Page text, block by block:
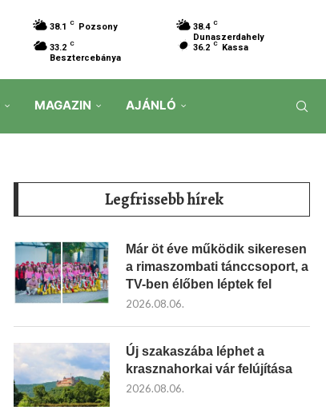
38.1 C Pozsony 38.4 C
Dunaszerdahely
33.2 C
Besztercebánya
36.2 C Kassa
MAGAZIN AJÁNLÓ
Legfrissebb hírek
Már öt éve működik sikeresen
a rimaszombati tánccsoport, a
TV-ben élőben léptek fel
2026.08.06.
Új szakaszába léphet a
krasznahorkai vár felújítása
2026.08.06.